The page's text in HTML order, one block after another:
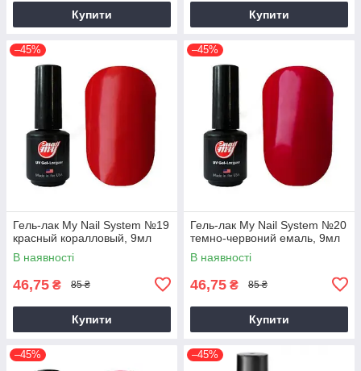
Купити Купити
–45%
Гель-лак My Nail System №19
красный коралловый, 9мл
В наявності
46,75 ₴ 85 ₴
Купити
–45%
Гель-лак My Nail System №20
темно-червоний емаль, 9мл
В наявності
46,75 ₴ 85 ₴
Купити
–45% –45%